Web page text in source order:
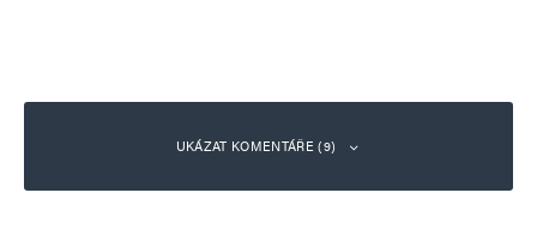
UKÁZAT KOMENTÁŘE (9)